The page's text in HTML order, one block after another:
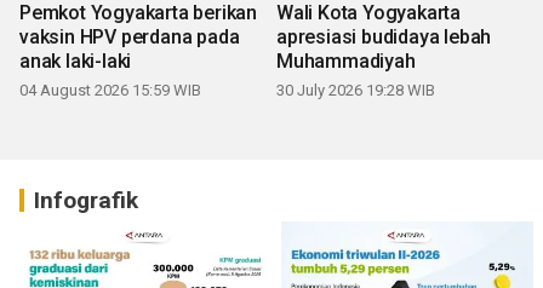
Pemkot Yogyakarta berikan
vaksin HPV perdana pada
anak laki-laki
04 August 2026 15:59 WIB
Wali Kota Yogyakarta
apresiasi budidaya lebah
Muhammadiyah
30 July 2026 19:28 WIB
Infografik